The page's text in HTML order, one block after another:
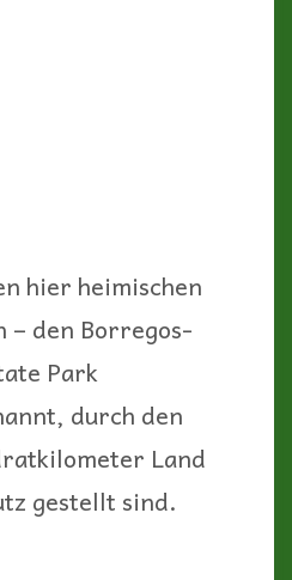
hier heimischen
– den Borregos-
Park
durch den
Land
gestellt sind.